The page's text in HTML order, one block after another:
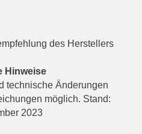
des Herstellers
Hinweise
technische Änderungen
möglich. Stand:
2023